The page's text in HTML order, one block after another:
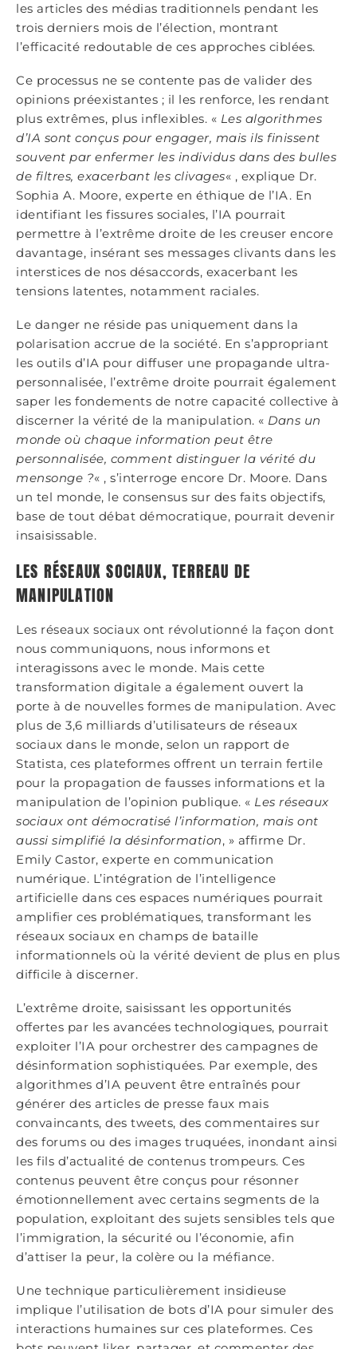
les articles des médias traditionnels pendant les
trois derniers mois de l’élection, montrant
l’efficacité redoutable de ces approches ciblées.
Ce processus ne se contente pas de valider des
opinions préexistantes ; il les renforce, les rendant
plus extrêmes, plus inflexibles. « Les algorithmes
d’IA sont conçus pour engager, mais ils finissent
souvent par enfermer les individus dans des bulles
de filtres, exacerbant les clivages« , explique Dr.
Sophia A. Moore, experte en éthique de l’IA. En
identifiant les fissures sociales, l’IA pourrait
permettre à l’extrême droite de les creuser encore
davantage, insérant ses messages clivants dans les
interstices de nos désaccords, exacerbant les
tensions latentes, notamment raciales.
Le danger ne réside pas uniquement dans la
polarisation accrue de la société. En s’appropriant
les outils d’IA pour diffuser une propagande ultra-
personnalisée, l’extrême droite pourrait également
saper les fondements de notre capacité collective à
discerner la vérité de la manipulation. « Dans un
monde où chaque information peut être
personnalisée, comment distinguer la vérité du
mensonge ?« , s’interroge encore Dr. Moore. Dans
un tel monde, le consensus sur des faits objectifs,
base de tout débat démocratique, pourrait devenir
insaisissable.
LES RÉSEAUX SOCIAUX, TERREAU DE
MANIPULATION
Les réseaux sociaux ont révolutionné la façon dont
nous communiquons, nous informons et
interagissons avec le monde. Mais cette
transformation digitale a également ouvert la
porte à de nouvelles formes de manipulation. Avec
plus de 3,6 milliards d’utilisateurs de réseaux
sociaux dans le monde, selon un rapport de
Statista, ces plateformes offrent un terrain fertile
pour la propagation de fausses informations et la
manipulation de l’opinion publique. « Les réseaux
sociaux ont démocratisé l’information, mais ont
aussi simplifié la désinformation, » affirme Dr.
Emily Castor, experte en communication
numérique. L’intégration de l’intelligence
artificielle dans ces espaces numériques pourrait
amplifier ces problématiques, transformant les
réseaux sociaux en champs de bataille
informationnels où la vérité devient de plus en plus
difficile à discerner.
L’extrême droite, saisissant les opportunités
offertes par les avancées technologiques, pourrait
exploiter l’IA pour orchestrer des campagnes de
désinformation sophistiquées. Par exemple, des
algorithmes d’IA peuvent être entraînés pour
générer des articles de presse faux mais
convaincants, des tweets, des commentaires sur
des forums ou des images truquées, inondant ainsi
les fils d’actualité de contenus trompeurs. Ces
contenus peuvent être conçus pour résonner
émotionnellement avec certains segments de la
population, exploitant des sujets sensibles tels que
l’immigration, la sécurité ou l’économie, afin
d’attiser la peur, la colère ou la méfiance.
Une technique particulièrement insidieuse
implique l’utilisation de bots d’IA pour simuler des
interactions humaines sur ces plateformes. Ces